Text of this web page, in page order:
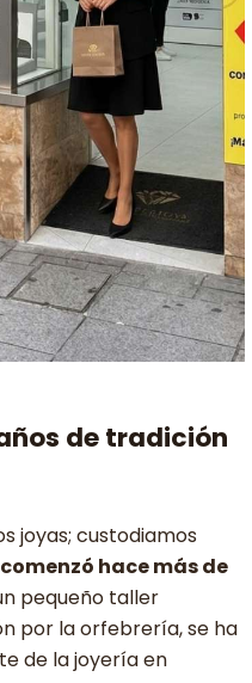
de tradición
joyas; custodiamos
hace más de
pequeño taller
por la orfebrería, se ha
de la joyería en